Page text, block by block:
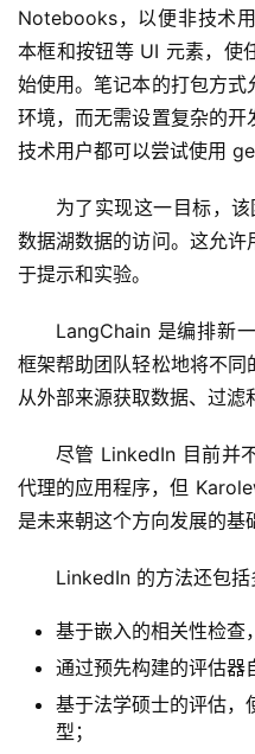
Notebooks，以便非技术
本框和按钮等 UI 元素，使
始使用。笔记本的打包方
环境，而无需设置复杂的
技术用户都可以尝试使用
为了实现这一目标，
数据湖数据的访问。这允
于提示和实验。
LangChain 是编排新
框架帮助团队轻松地将不
从外部来源获取数据、过滤
尽管 LinkedIn 目前并
代理的应用程序，但
是未来朝这个方向发展的基
LinkedIn 的方法还包括
基于嵌入的相关性检查
通过预先构建的评估器
基于法学硕士的评估，
型；